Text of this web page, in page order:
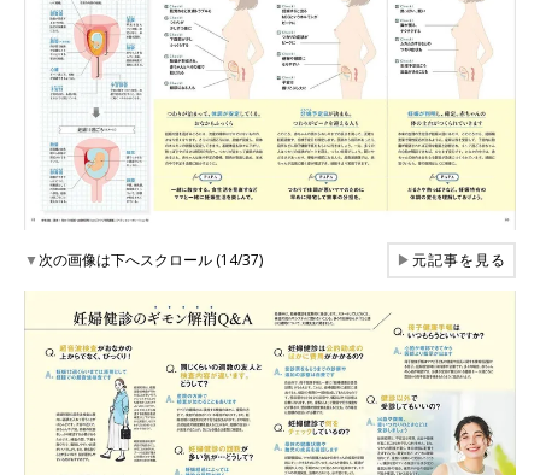
▼次の画像は下へスクロール (14/37) ▶元記事を見る